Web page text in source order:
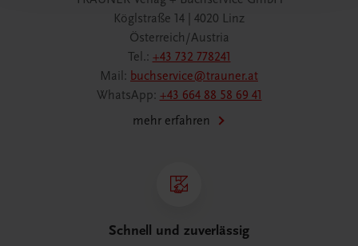
Köglstraße 14 | 4020 Linz
Österreich/Austria
Tel.: +43 732 778241
Mail: buchservice@trauner.at
WhatsApp: +43 664 88 58 69 41
mehr erfahren
Schnell und zuverlässig